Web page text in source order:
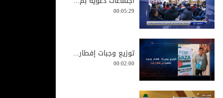
00:05:29
توزيع وجبات إفطار...
00:02:00